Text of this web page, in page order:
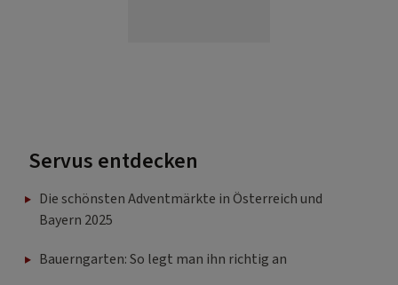
Servus entdecken
Die schönsten Adventmärkte in Österreich und
Bayern 2025
Bauerngarten: So legt man ihn richtig an